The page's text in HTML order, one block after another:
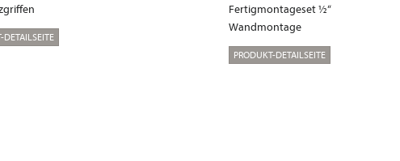
DETAILSEITE
Fertigmontageset ½“
Wandmontage
PRODUKT-DETAILSEITE